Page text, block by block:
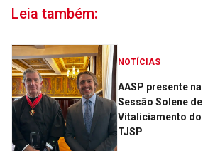
Leia também:
NOTÍCIAS
AASP presente na
Sessão Solene de
Vitaliciamento do
TJSP